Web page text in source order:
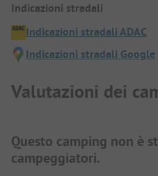
Indicazioni stradali
Indicazioni stradali ADAC
Indicazioni stradali Google
Valutazioni dei
Questo camping non è
campeggiatori.